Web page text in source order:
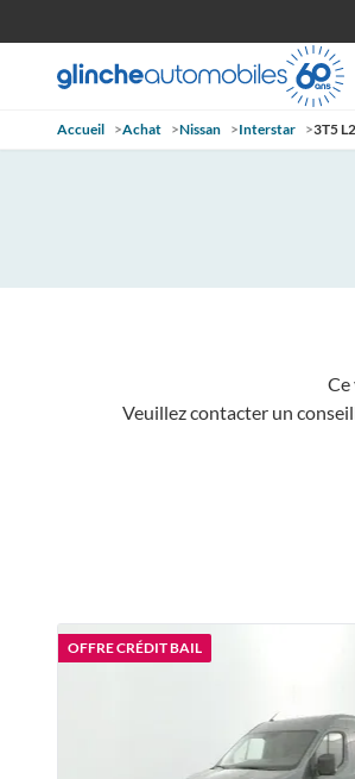
Accueil >Achat >Nissan >Interstar >3T5
Ce
Veuillez contacter un
OFFRE CRÉDIT BAIL